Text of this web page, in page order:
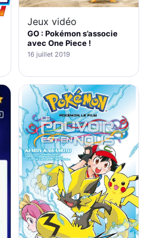
Jeux vidéo
GO : Pokémon s’associe
avec One Piece !
16 juillet 2019